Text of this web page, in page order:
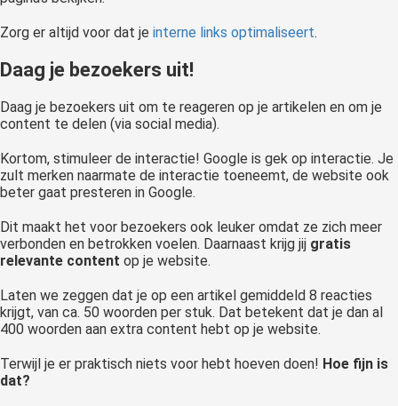
Zorg er altijd voor dat je interne links optimaliseert.
Daag je bezoekers uit!
Daag je bezoekers uit om te reageren op je artikelen en om je
content te delen (via social media).
Kortom, stimuleer de interactie! Google is gek op interactie. Je
zult merken naarmate de interactie toeneemt, de website ook
beter gaat presteren in Google.
Dit maakt het voor bezoekers ook leuker omdat ze zich meer
verbonden en betrokken voelen. Daarnaast krijg jij gratis
relevante content op je website.
Laten we zeggen dat je op een artikel gemiddeld 8 reacties
krijgt, van ca. 50 woorden per stuk. Dat betekent dat je dan al
400 woorden aan extra content hebt op je website.
Terwijl je er praktisch niets voor hebt hoeven doen! Hoe fijn is
dat?